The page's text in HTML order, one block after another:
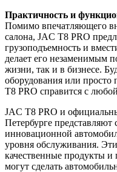
Практичность и
Помимо впечатляющего
салона, JAC T8 PRO
грузоподъемность и
делает его незаменимым
жизни, так и в бизнесе.
оборудования или просто
T8 PRO справится с
JAC T8 PRO и
Петербурге представляют
инновационной
уровня обслуживания.
качественные продукты
могут сделать